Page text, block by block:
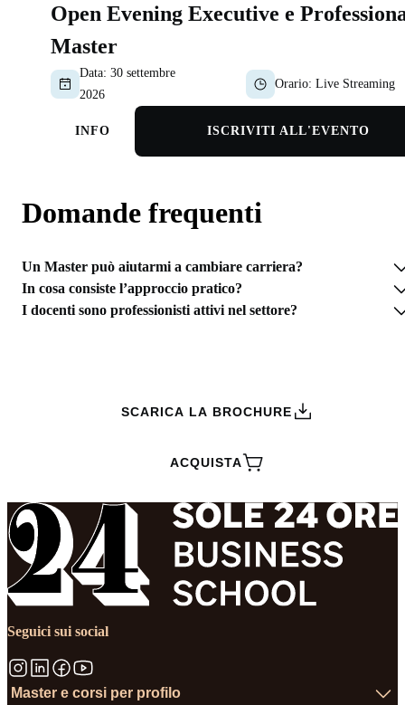
Open Evening Executive e
Master
Data: 30 settembre
2026
Orario: Live Streaming
INFO ISCRIVITI ALL'EVENTO
Domande frequenti
Un Master può aiutarmi a cambiare carriera?
In cosa consiste l’approccio pratico?
I docenti sono professionisti attivi nel settore?
SCARICA LA BROCHURE
ACQUISTA
Seguici sui social
Master e corsi per profilo